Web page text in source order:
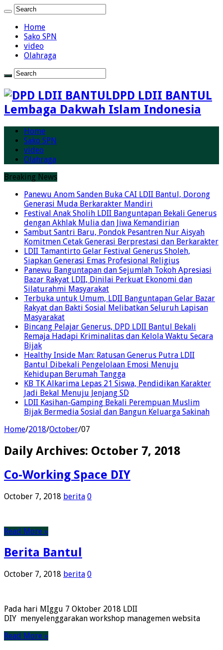
Home
Sako SPN
video
Olahraga
DPD LDII BANTUL
Lembaga Dakwah Islam Indonesia
Home
Sako SPN
video
Olahraga
Breaking News
Panewu Anom Sanden Buka CAI LDII Bantul, Dorong
Generasi Muda Berkarakter Mandiri
Festival Anak Sholih LDII Banguntapan Bekali Generus
dengan Akhlak Mulia dan Jiwa Kemandirian
Sambut Santri Baru, Pondok Pesantren Nur Aisyah
Komitmen Cetak Generasi Berprestasi dan Berkarakter
LDII Tamantirto Gelar Festival Generus Sholeh,
Siapkan Generasi Emas Profesional Religius
Panewu Banguntapan dan Sejumlah Tokoh Apresiasi
Bazar Rakyat LDII, Dinilai Perkuat Ekonomi dan
Silaturahmi Masyarakat
Terbuka untuk Umum, LDII Banguntapan Gelar Bazar
Rakyat dan Bakti Sosial Melibatkan Seluruh Lapisan
Masyarakat
Bincang Pelajar Generus, DPD LDII Bantul Bekali
Remaja Hadapi Kriminalitas dan Kelola Waktu Secara
Bijak
Healthy Inside Man: Ratusan Generus Putra LDII
Bantul Dibekali Pengelolaan Emosi Menuju
Kehidupan Berumah Tangga
KB TK Alkarima Lepas 21 Siswa, Pendidikan Karakter
Jadi Bekal Menuju Jenjang SD
LDII Kasihan-Gamping Bekali Perempuan Muslim
Bijak Bermedia Sosial dan Bangun Keluarga Sakinah
Home/2018/October/07
Daily Archives: October 7, 2018
Co-Working Space DIY
October 7, 2018 berita 0
Read More »
Berita Bantul
October 7, 2018 berita 0
Pada hari MIggu 7 Oktober 2018 LDII
DIY menyelenggarakan workshop managemen websita
Read More »